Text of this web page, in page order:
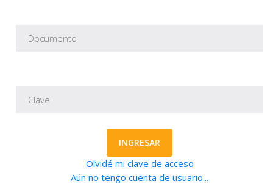
INGRESAR
Olvidé mi clave de acceso
Aún no tengo cuenta de usuario...